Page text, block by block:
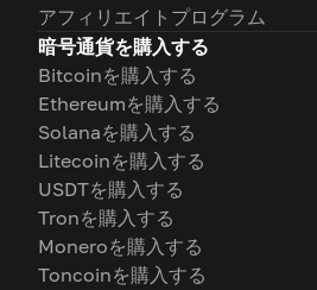
アフィリエイトプログラム
暗号通貨を購入する
Bitcoinを購入する
Ethereumを購入する
Solanaを購入する
Litecoinを購入する
USDTを購入する
Tronを購入する
Moneroを購入する
Toncoinを購入する